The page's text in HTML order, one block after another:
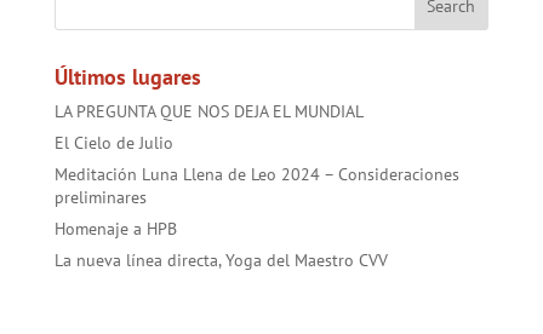
Últimos lugares
LA PREGUNTA QUE NOS DEJA EL MUNDIAL
El Cielo de Julio
Meditación Luna Llena de Leo 2024 – Consideraciones
preliminares
Homenaje a HPB
La nueva línea directa, Yoga del Maestro CVV